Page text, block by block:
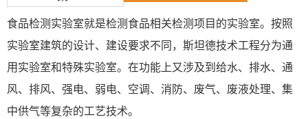
食品检测实验室就是检测食品相关检测项目的实验室。按照
实验室建筑的设计、建设要求不同，斯坦德技术工程分为通
用实验室和特殊实验室。在功能上又涉及到给水、排水、通
风、排风、强电、弱电、空调、消防、废气、废液处理、集
中供气等复杂的工艺技术。